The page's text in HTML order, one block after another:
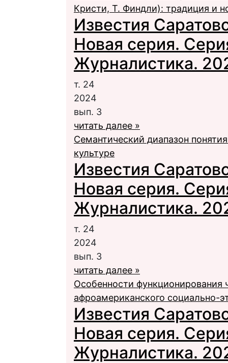
Кристи, Т. Финдли): традиция и
Известия
Новая серия.
Журналистика.
т. 24
2024
вып. 3
читать далее »
Семантический диапазон
культуре
Известия
Новая серия.
Журналистика.
т. 24
2024
вып. 3
читать далее »
Особенности функционирования
афроамериканского социально-
Известия
Новая серия.
Журналистика.